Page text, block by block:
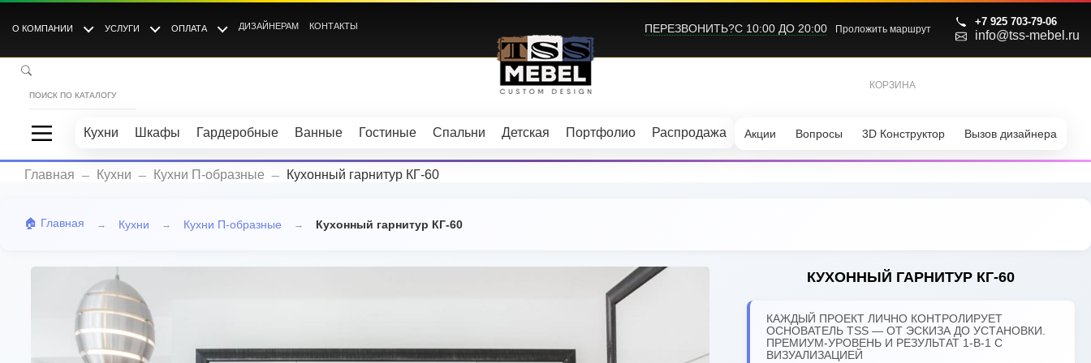
О КОМПАНИИ УСЛУГИ ОПЛАТА ДИЗАЙНЕРАМ КОНТАКТЫ ПЕРЕЗВОНИТЬ?С 10:00 ДО 20:00 Проложить маршрут
+7 925 703-79-06
info@tss-mebel.ru
КОРЗИНА
Кухни Шкафы Гардеробные Ванные Гостиные Спальни Детская Портфолио Распродажа Акции Вопросы 3D Конструктор Вызов дизайнера
Главная Кухни Кухни П-образные Кухонный гарнитур КГ-60
🏠 Главная → Кухни → Кухни П-образные → Кухонный гарнитур КГ-60
КУХОННЫЙ ГАРНИТУР КГ-60
КАЖДЫЙ ПРОЕКТ ЛИЧНО КОНТРОЛИРУЕТ
ОСНОВАТЕЛЬ TSS — ОТ ЭСКИЗА ДО УСТАНОВКИ.
ПРЕМИУМ-УРОВЕНЬ И РЕЗУЛЬТАТ 1-В-1 С
ВИЗУАЛИЗАЦИЕЙ